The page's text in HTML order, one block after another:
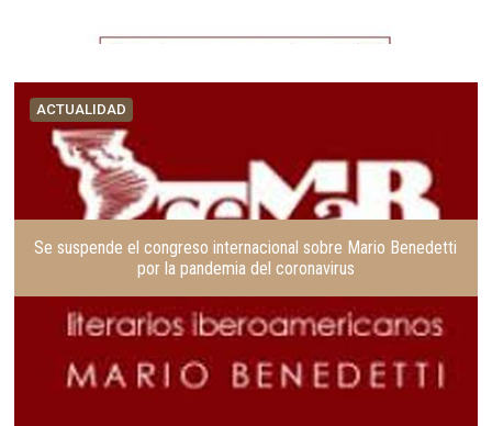
ACTUALIDAD
Se suspende el congreso internacional sobre Mario Benedetti
por la pandemia del coronavirus